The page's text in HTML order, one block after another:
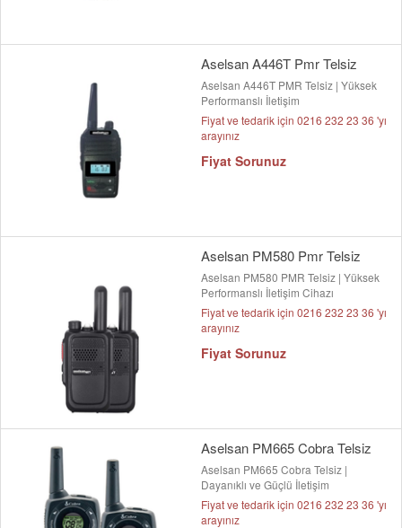
Aselsan A446T Pmr Telsiz
Aselsan A446T PMR Telsiz | Yüksek
Performanslı İletişim
Fiyat ve tedarik için 0216 232 23 36 'yı
arayınız
Fiyat Sorunuz
Aselsan PM580 Pmr Telsiz
Aselsan PM580 PMR Telsiz | Yüksek
Performanslı İletişim Cihazı
Fiyat ve tedarik için 0216 232 23 36 'yı
arayınız
Fiyat Sorunuz
Aselsan PM665 Cobra Telsiz
Aselsan PM665 Cobra Telsiz |
Dayanıklı ve Güçlü İletişim
Fiyat ve tedarik için 0216 232 23 36 'yı
arayınız